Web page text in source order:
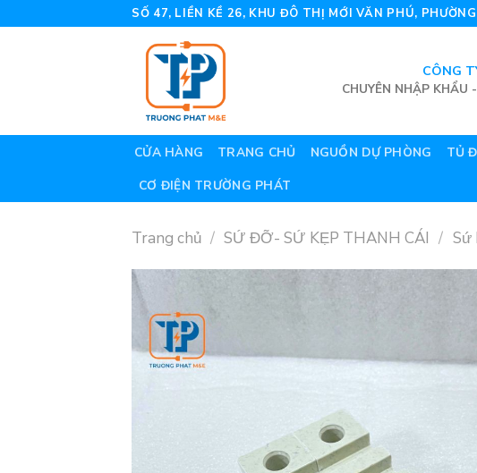
SỐ 47, LIỀN KỀ 26, KHU ĐÔ THỊ MỚI VĂN PHÚ,
CÔNG
CHUYÊN NHẬP
CỬA HÀNG TRANG CHỦ NGUỒN DỰ PHÒNG TỦ
CƠ ĐIỆN TRƯỜNG PHÁT
Trang chủ / SỨ ĐỠ- SỨ KẸP THANH CÁI / Sứ